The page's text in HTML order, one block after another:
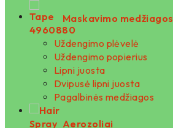
Maskavimo medžiagos
Uždengimo plėvelė
Uždengimo popierius
Lipni juosta
Dvipusė lipni juosta
Pagalbinės medžiagos
Aerozoliai